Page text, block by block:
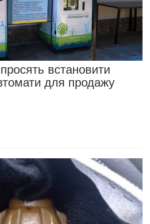
встановити
для продажу